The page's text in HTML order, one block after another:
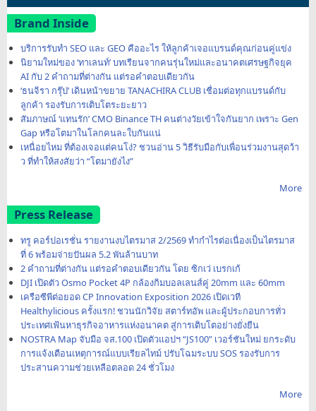
Brand Inside
บริการรับทำ SEO และ GEO คืออะไร ให้ลูกค้าเจอแบรนด์คุณก่อนคู่แข่ง
นิยามใหม่ของ ‘ทาเลนท์’ บทเรียนจากคนรุ่นใหม่และอนาคตเศรษฐกิจยุค
AI กับ 2 คำถามที่ต่างกัน แต่รอคำตอบเดียวกัน
‘ธนจิรา กรุ๊ป’ เดินหน้าขยาย TANACHIRA CLUB เชื่อมต่อทุกแบรนด์กับ
ลูกค้า รองรับการเติบโตระยะยาว
สัมภาษณ์ ‘แทนรัก’ CMO Binance TH คนต่างวัยเข้าใจกันยาก เพราะ Gen
Gap หรือโตมาในโลกคนละใบกันแน่
เหนื่อยไหม ที่ต้องเจอแต่คนโง่? ชวนอ่าน 5 วิธีรับมือกับเพื่อนร่วมงานสุดว้า
ว ที่ทำให้สงสัยว่า “โตมายังไง”
More
Press Release
ทรู คอร์ปอเรชั่น รายงานงบไตรมาส 2/2569 ทำกำไรต่อเนื่องเป็นไตรมาส
ที่ 6 พร้อมจ่ายปันผล 5.2 พันล้านบาท
2 คำถามที่ต่างกัน แต่รอคำตอบเดียวกัน โดย ซิกเว่ เบรกเก้
DJI เปิดตัว Osmo Pocket 4P กล้องกิมบอลเลนส์คู่ 20mm และ 60mm
เครือซีพีต่อยอด CP Innovation Exposition 2026 เปิดเวที
Healthylicious ครั้งแรก! ชวนนักวิจัย สตาร์ทอัพ และผู้ประกอบการทั่ว
ประเทศเฟ้นหาธุรกิจอาหารแห่งอนาคต สู่การเติบโตอย่างยั่งยืน
NOSTRA Map จับมือ จส.100 เปิดตัวแอปฯ “JS100” เวอร์ชันใหม่ ยกระดับ
การแจ้งเตือนเหตุการณ์แบบเรียลไทม์ ปรับโฉมระบบ SOS รองรับการ
ประสานความช่วยเหลือตลอด 24 ชั่วโมง
More